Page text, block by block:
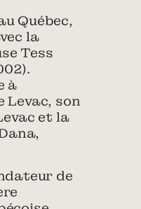
Québec,
la
Tess
à
Levac, son
et la
de